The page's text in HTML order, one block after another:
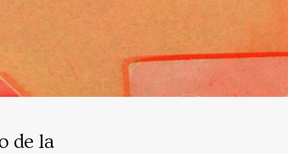
de la